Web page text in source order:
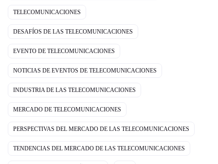
TELECOMUNICACIONES
DESAFÍOS DE LAS TELECOMUNICACIONES
EVENTO DE TELECOMUNICACIONES
NOTICIAS DE EVENTOS DE TELECOMUNICACIONES
INDUSTRIA DE LAS TELECOMUNICACIONES
MERCADO DE TELECOMUNICACIONES
PERSPECTIVAS DEL MERCADO DE LAS TELECOMUNICACIONES
TENDENCIAS DEL MERCADO DE LAS TELECOMUNICACIONES